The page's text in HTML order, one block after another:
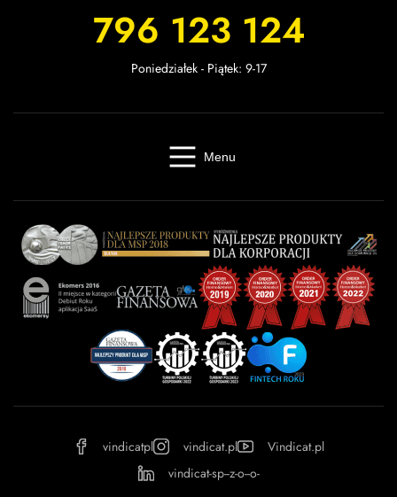
796 123 124
Poniedziałek - Piątek: 9-17
Menu
Baza wiedzyKontaktKalkulator odsetekMiastaPartnerzyFAQRegulaminOWU
vindicatpl vindicat.pl
Vindicat.pl
vindicat-sp--z-o--o-